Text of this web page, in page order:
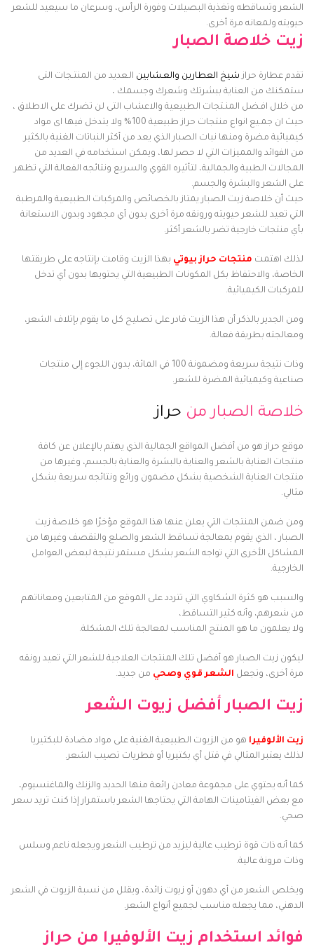
الشعر وتساقطه وتغذية البصيلات وفورة الرأس، وسرعان ما سيعيد للشعر
حيويته ولمعانه مرة أخرى.
زيت خلاصة الصبار
تقدم عطارة حراز شيخ العطارين والعـشابين الـعديد من المنتـجات التى
ستمكنك من العناية ببشرتك وشعرك وجسمك ،
من خلال افـضل المنـتجات الطبيعية والاعشاب التى لن تضرك على الاطلاق ،
حيث ان جمـيع انواع منتجات حراز طبيعية 100% ولا يتدخل فيها اى مواد
كيميائية مضرة ومنها نبات الصبار الذي يعد من أكثر النباتات الغنية بالكثير
من الفوائد والمميزات التي لا حصر لها، ويمكن استخدامه في العديد من
المجالات الطبية والجمالية، لتأثيره القوي والسريع ونتائجه الفعالة التي تظهر
على الشعر والبشرة والجسم.
حيث أن خلاصة زيت الصبار يمتاز بالخصائص والمركبات الطبيعية والمرطبة
التي تعيد للشعر حيويته ورونقه مرة أخرى بدون أي مجهود وبدون الاستعانة
بأي منتجات خارجية تضر بالشعر أكثر.
لذلك اهتمت منتجات حراز بيوتي بهذا الزيت وقامت بإنتاجه على طريقتها
الخاصة، والاحتفاظ بكل المكونات الطبيعية التي يحتويها بدون أي تدخل
للمركبات الكيميائية.
ومن الجدير بالذكر أن هذا الزيت قادر على تصليح كل ما يقوم بإتلاف الشعر،
ومعالجته بطريقة فعالة.
وذات نتيجة سريعة ومضمونة 100 في المائة، بدون اللجوء إلى منتجات
صناعية وكيميائية المضرة للشعر.
خلاصة الصبار من حراز
موقع حراز هو من أفضل المواقع الجمالية الذي يهتم بالإعلان عن كافة
منتجات العناية بالشعر والعناية بالبشرة والعناية بالجسم، وغيرها من
منتجات العناية الشخصية بشكل مضمون ورائع ونتائجه سريعة بشكل
مثالي.
ومن ضمن المنتجات التي يعلن عنها هذا الموقع مؤخرًا هو خلاصة زيت
الصبار ، الذي يقوم بمعالجة تساقط الشعر والصلع والتقصف وغيرها من
المشاكل الأخرى التي تواجه الشعر بشكل مستمر نتيجة لبعض العوامل
الخارجية.
والسبب هو كثرة الشكاوي التي تتردد على الموقع من المتابعين ومعاناتهم
من شعرهم، وأنه كثير التساقط،
ولا يعلمون ما هو المنتج المناسب لمعالجة تلك المشكلة.
ليكون زيت الصبار هو أفضل تلك المنتجات العلاجية للشعر التي تعيد رونقه
مرة أخرى، وتجعل الشعر قوي وصحي من جديد.
زيت الصبار أفضل زيوت الشعر
زيت الألوفيرا هو من الزيوت الطبيعية الغنية على مواد مضادة للبكتيريا
لذلك يعتبر المثالي في قتل أي بكتيريا أو فطريات تصيب الشعر.
كما أنه يحتوي على مجموعة معادن رائعة منها الحديد والزنك والماغنسيوم،
مع بعض الفيتامينات الهامة التي يحتاجها الشعر باستمرار إذا كنت تريد سعر
صحي.
كما أنه ذات قوة ترطيب عالية ليزيد من ترطيب الشعر ويجعله ناعم وسلس
وذات مرونة عالية.
ويخلص الشعر من أي دهون أو زيوت زائدة، ويقلل من نسبة الزيوت في الشعر
الدهني، مما يجعله مناسب لجميع أنواع الشعر.
فوائد استخدام زيت الألوفيرا من حراز